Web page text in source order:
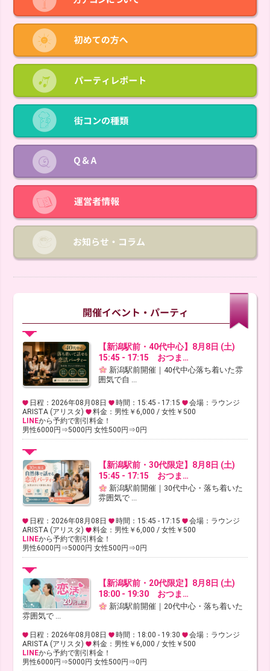
【新潟駅前・40代中心】8月8日 (土)
15:45 - 17:15 おつま…
新潟駅前開催｜40代中心落ち着いた雰
囲気で自 ...
日程：2026年08月08日 時間：15:45 - 17:15
会場：ラウンジ
ARISTA (アリスタ)
料金：男性￥6,000 / 女性￥500
LINEから予約で割引料金！
男性6000円⇒5000円 女性500円⇒0円
【新潟駅前・30代限定】8月8日 (土)
15:45 - 17:15 おつま…
新潟駅前開催｜30代中心・落ち着いた
雰囲気で ...
日程：2026年08月08日 時間：15:45 - 17:15
会場：ラウンジ
ARISTA (アリスタ)
料金：男性￥6,000 / 女性￥500
LINEから予約で割引料金！
男性6000円⇒5000円 女性500円⇒0円
【新潟駅前・20代限定】8月8日 (土)
18:00 - 19:30 おつま…
新潟駅前開催｜20代中心・落ち着いた
雰囲気で ...
日程：2026年08月08日 時間：18:00 - 19:30
会場：ラウンジ
ARISTA (アリスタ)
料金：男性￥6,000 / 女性￥500
LINEから予約で割引料金！
男性6000円⇒5000円 女性500円⇒0円